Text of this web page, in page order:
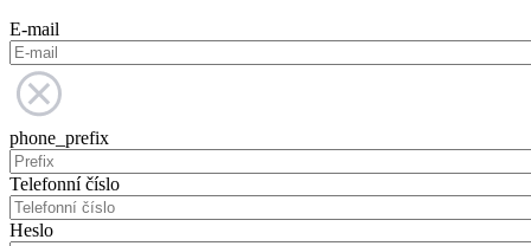
E-mail
phone_prefix
Telefonní číslo
Heslo